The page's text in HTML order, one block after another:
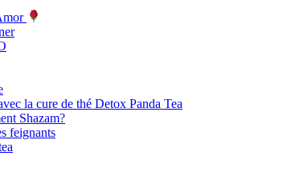
la cure de thé Detox Panda Tea
Shazam?
feignants